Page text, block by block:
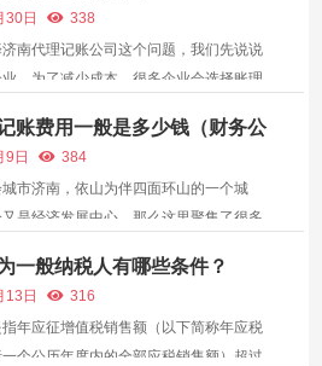
30日
338
南代理记账公司这个问题，我们先说说
，为了减少成本，很多企业会选择账理
税，合理筹划，提高利润，同时服务价格
，其一年的代账公司的服务费还不到请一
账费用一般是多少钱（财务公
费标准）
9日
384
市济南，依山为伴四面环山的一个城
是经济发展中心，那么这里聚集了很多
选择代理记账的问题，那么多中小型企
记账公司时候，济南财务公司收费标准
一般纳税人有哪些条件？
13日
316
年应征增值税销售额（以下简称年应税
个公历年度内的全部应税销售额）超过